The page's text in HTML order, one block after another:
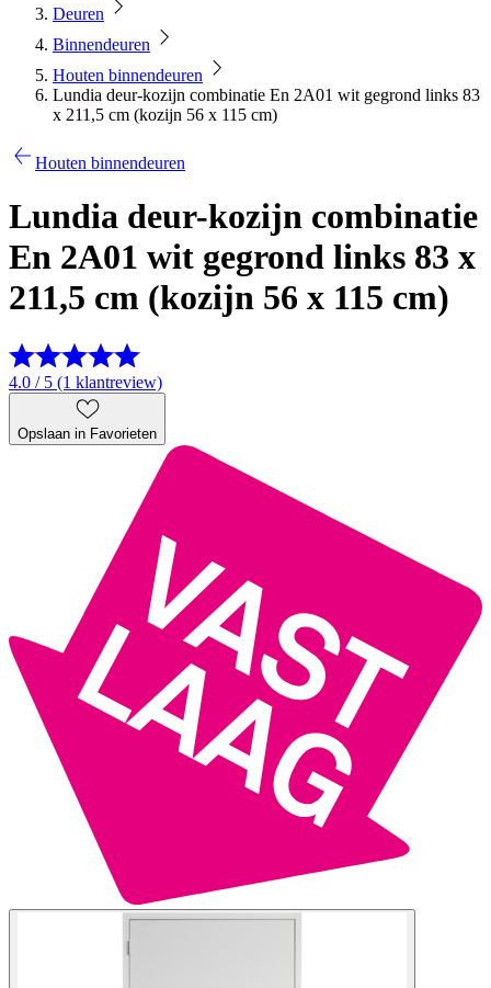
Deuren
Binnendeuren
Houten binnendeuren
Lundia deur-kozijn combinatie En 2A01 wit gegrond links 83
x 211,5 cm (kozijn 56 x 115 cm)
Houten binnendeuren
Lundia deur-kozijn combinatie
En 2A01 wit gegrond links 83 x
211,5 cm (kozijn 56 x 115 cm)
4.0 / 5 (1 klantreview)
Opslaan in Favorieten